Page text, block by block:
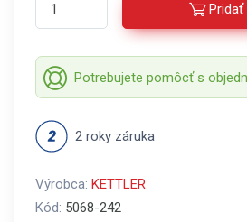
Pridať
Potrebujete pomôcť s
2 roky záruka
Výrobca: KETTLER
Kód: 5068-242